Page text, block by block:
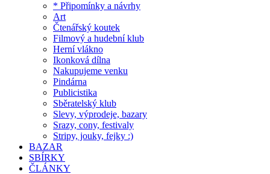
* Připomínky a návrhy
Art
Čtenářský koutek
Filmový a hudební klub
Herní vlákno
Ikonková dílna
Nakupujeme venku
Pindárna
Publicistika
Sběratelský klub
Slevy, výprodeje, bazary
Srazy, cony, festivaly
Stripy, jouky, fejky :)
BAZAR
SBÍRKY
ČLÁNKY